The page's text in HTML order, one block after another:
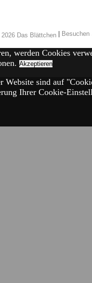
|
werden Cookies
Akzeptieren
sind auf
Ihrer Cookie-